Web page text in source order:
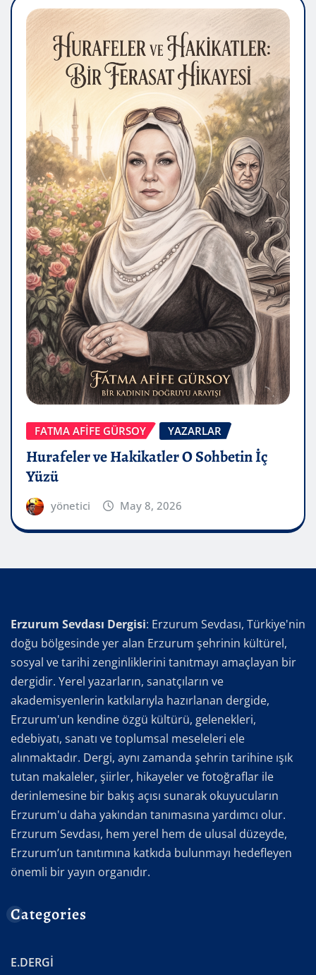
FATMA AFİFE GÜRSOY YAZARLAR
Hurafeler ve Hakikatler O Sohbetin İç
Yüzü
yönetici May 8, 2026
Erzurum Sevdası Dergisi: Erzurum Sevdası, Türkiye'nin
doğu bölgesinde yer alan Erzurum şehrinin kültürel,
sosyal ve tarihi zenginliklerini tanıtmayı amaçlayan bir
dergidir. Yerel yazarların, sanatçıların ve
akademisyenlerin katkılarıyla hazırlanan dergide,
Erzurum'un kendine özgü kültürü, gelenekleri,
edebiyatı, sanatı ve toplumsal meseleleri ele
alınmaktadır. Dergi, aynı zamanda şehrin tarihine ışık
tutan makaleler, şiirler, hikayeler ve fotoğraflar ile
derinlemesine bir bakış açısı sunarak okuyucuların
Erzurum'u daha yakından tanımasına yardımcı olur.
Erzurum Sevdası, hem yerel hem de ulusal düzeyde,
Erzurum’un tanıtımına katkıda bulunmayı hedefleyen
önemli bir yayın organıdır.
Categories
E.DERGİ